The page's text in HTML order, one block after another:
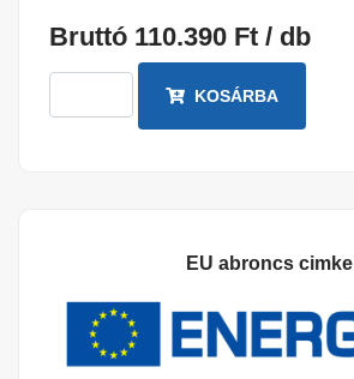
Bruttó 110.390 Ft / db
KOSÁRBA
EU abroncs cimke